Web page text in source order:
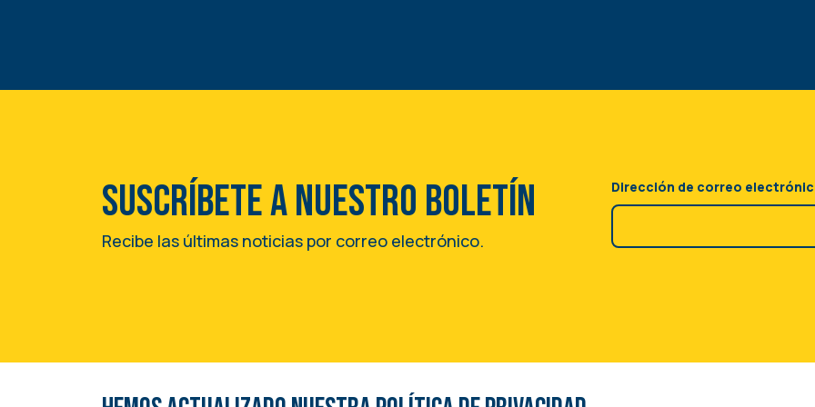
Suscríbete a nuestro boletín
Recibe las últimas noticias por correo electrónico.
Dirección de correo